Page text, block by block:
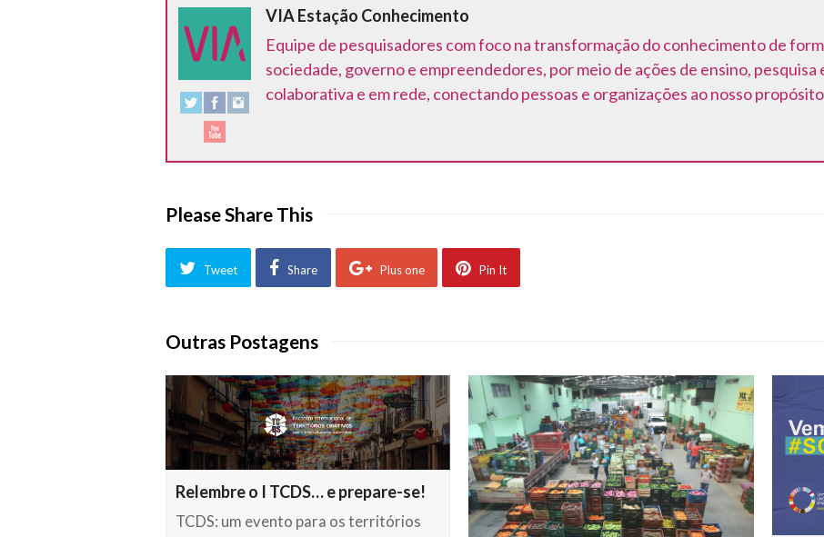
VIA Estação Conhecimento
Equipe de pesquisadores com foco na transformação do conhecimento de
sociedade, governo e empreendedores, por meio de ações de ensino,
colaborativa e em rede, conectando pessoas e organizações ao nosso
Please Share This
Tweet Share Plus one Pin It
Outras Postagens
Relembre o I TCDS… e prepare-se!
TCDS: um evento para os territórios